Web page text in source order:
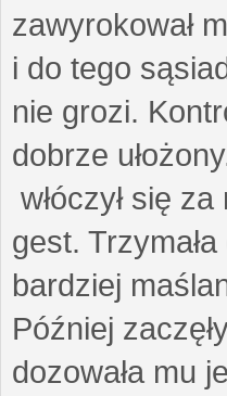
zawyrokował
i do tego
nie grozi.
dobrze
włóczył się
gest.
bardziej
Później
dozowała mu